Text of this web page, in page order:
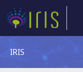
IRIS